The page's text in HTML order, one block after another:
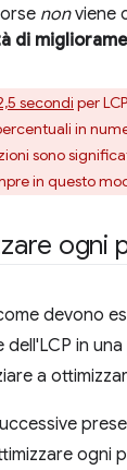
nonviene
di
secondi per
in
sono
in questo
ogni
devono
in
a
ogni